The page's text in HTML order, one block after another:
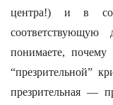
центра!) и в
понимаете,
“презрительной”
презрительная —